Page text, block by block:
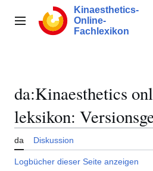
Inhalt
springenHauptmenü
Kinaesthetics-
Online-
Fachlexikon
da:Kinaesthetics
leksikon:
da Diskussion
Logbücher dieser Seite anzeigen